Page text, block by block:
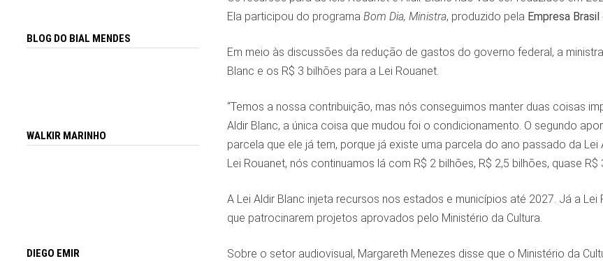
Ela participou do programa Bom Dia, Ministra, produzido pela Empresa
Em meio às discussões da redução de gastos do governo federal, a
Blanc e os R$ 3 bilhões para a Lei Rouanet.
“Temos a nossa contribuição, mas nós conseguimos manter duas coisas
Aldir Blanc, a única coisa que mudou foi o condicionamento. O segundo
parcela que ele já tem, porque já existe uma parcela do ano passado da
Lei Rouanet, nós continuamos lá com R$ 2 bilhões, R$ 2,5 bilhões, quase R$
A Lei Aldir Blanc injeta recursos nos estados e municípios até 2027. Já a
que patrocinarem projetos aprovados pelo Ministério da Cultura.
Sobre o setor audiovisual, Margareth Menezes disse que o Ministério da
BLOG DO BIAL MENDES
WALKIR MARINHO
DIEGO EMIR